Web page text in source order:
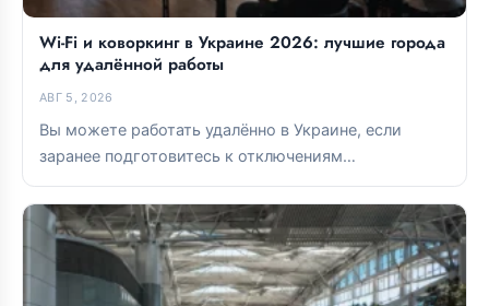
Wi-Fi и коворкинг в Украине 2026: лучшие города
для удалённой работы
АВГ 5, 2026
Вы можете работать удалённо в Украине, если
заранее подготовитесь к отключениям
электроэнергии и тщательно выберете базу. Lviv и...